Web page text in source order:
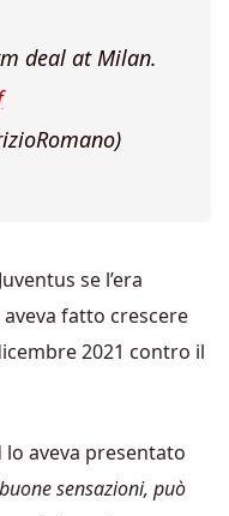
fatto crescere
2021 contro il
sensazioni, può
dopo, la scena